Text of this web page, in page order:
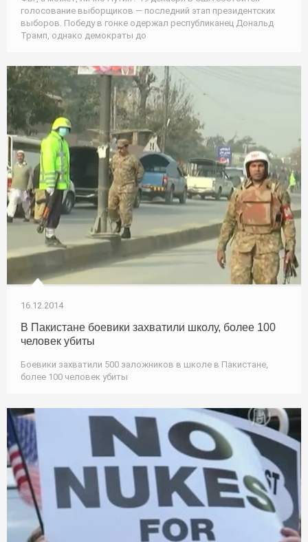
голосование выборщиков — последний этап президентских
выборов. Победу в гонке одержал республиканец Дональд
Трамп, однако демократы до
16.12.2014
В Пакистане боевики захватили школу, более 100
человек убиты
Боевики захватили 500 заложников в школе в Пакистане,
более 100 человек убиты